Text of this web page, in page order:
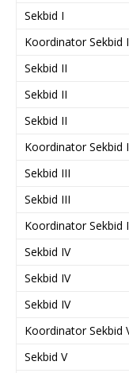
Sekbid I
Koordinator Sekbid
Sekbid II
Sekbid II
Sekbid II
Koordinator Sekbid
Sekbid III
Sekbid III
Koordinator Sekbid
Sekbid IV
Sekbid IV
Sekbid IV
Koordinator Sekbid
Sekbid V